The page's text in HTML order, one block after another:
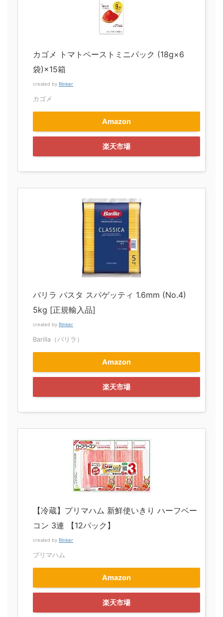
カゴメ トマトペーストミニパック (18g×6
袋)×15箱
created by Rinker
カゴメ
Amazon
楽天市場
バリラ パスタ スパゲッティ 1.6mm (No.4)
5kg [正規輸入品]
created by Rinker
Barilla（バリラ）
Amazon
楽天市場
【冷蔵】プリマハム 新鮮使いきり ハーフベー
コン 3連 【12パック】
created by Rinker
プリマハム
Amazon
楽天市場